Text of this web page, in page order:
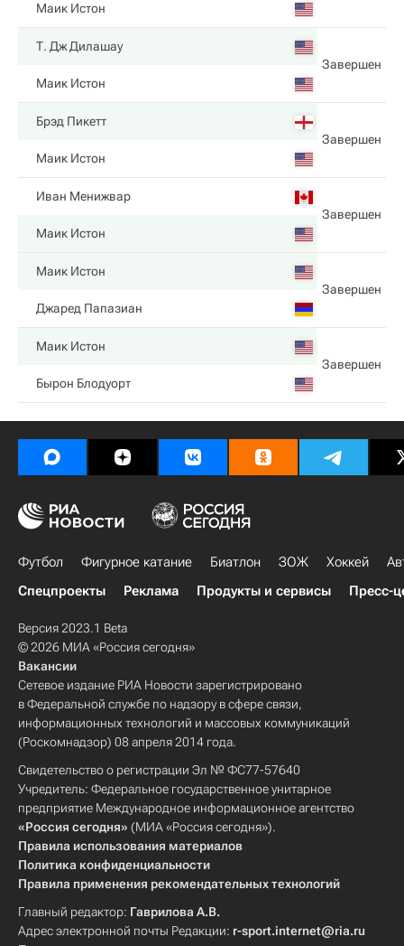
Маик Истон
Т. Дж Дилашау
Завершен
Маик Истон
Брэд Пикетт
Завершен
Маик Истон
Иван Менижвар
Завершен
Маик Истон
Маик Истон
Завершен
Джаред Папазиан
Маик Истон
Завершен
Бырон Блодуорт
Футбол Фигурное катание Биатлон ЗОЖ Хоккей
Спецпроекты
Реклама Продукты и сервисы Пресс-
Версия 2023.1 Beta
© 2026 МИА «Россия сегодня»
Вакансии
Сетевое издание РИА Новости зарегистрировано
в Федеральной службе по надзору в сфере связи,
информационных технологий и массовых коммуникаций
(Роскомнадзор) 08 апреля 2014 года.
Свидетельство о регистрации Эл № ФС77-57640
Учредитель: Федеральное государственное унитарное
предприятие Международное информационное агентство
«Россия сегодня» (МИА «Россия сегодня»).
Правила использования материалов
Политика конфиденциальности
Правила применения рекомендательных технологий
Главный редактор: Гаврилова А.В.
Адрес электронной почты Редакции: r-sport.internet@ria.ru